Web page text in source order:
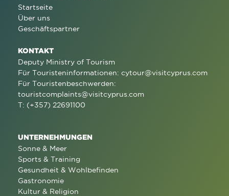
Startseite
Über uns
Geschäftspartner
KONTAKT
Deputy Ministry of Tourism
Für Touristeninformationen: cytour@visitcyprus.com
Für Touristenbeschwerden:
touristcomplaints@visitcyprus.com
T: (+357) 22691100
UNTERNEHMUNGEN
Sonne & Meer
Sports & Training
Gesundheit & Wohlbefinden
Gastronomie
Kultur & Religion